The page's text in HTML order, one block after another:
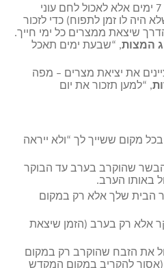
לא לאכול חמץ 7 ימים אלא לאכול לחם עוני
היה לו זמן לתפוח) כדי לזכור
שיצאת ממצרים כל ימי חייך.
המצות, “שבעת ימים תאכל
את יציאת מצרים – מפה
, “למען תזכור את יום
מקום ששייך לך “ולא ייראה
שהוקרב בערב עד הבוקר
באותו הערב.
הבית שלך אלא רק במקום
אלא רק בערב (הזמן שיצאת
את הזבח שהוקרב רק במקום
להקריב במקום המקדש